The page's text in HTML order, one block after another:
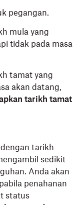
pegangan.
mula yang
tidak pada masa
tamat yang
akan datang,
tarikh tamat
tarikh
sedikit
Anda akan
penahanan
status